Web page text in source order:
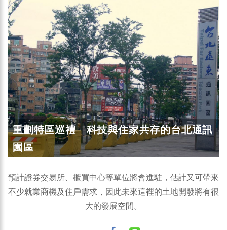
重劃特區巡禮 科技與住家共存的台北通訊
園區
預計證券交易所、櫃買中心等單位將會進駐，估計又可帶來
不少就業商機及住戶需求，因此未來這裡的土地開發將有很
大的發展空間。